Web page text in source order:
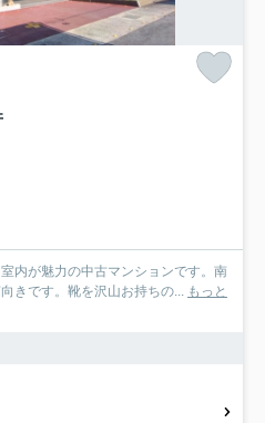
内が魅力の中古マンションです。南
きです。靴を沢山お持ちの... もっと